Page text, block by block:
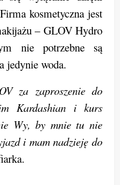
kosmetyczna jest
– GLOV Hydro
nie potrzebne są
jedynie woda.
za zaproszenie do
Kardashian i kurs
Wy, by mnie tu nie
i mam nadzieję do